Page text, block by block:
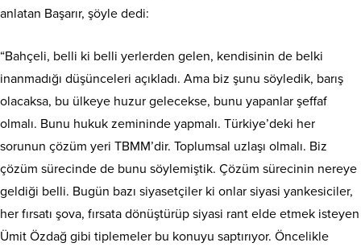
anlatan Başarır, şöyle dedi:
“Bahçeli, belli ki belli yerlerden gelen, kendisinin de belki
inanmadığı düşünceleri açıkladı. Ama biz şunu söyledik, barış
olacaksa, bu ülkeye huzur gelecekse, bunu yapanlar şeffaf
olmalı. Bunu hukuk zemininde yapmalı. Türkiye’deki her
sorunun çözüm yeri TBMM’dir. Toplumsal uzlaşı olmalı. Biz
çözüm sürecinde de bunu söylemiştik. Çözüm sürecinin nereye
geldiği belli. Bugün bazı siyasetçiler ki onlar siyasi yankesiciler,
her fırsatı şova, fırsata dönüştürüp siyasi rant elde etmek isteyen
Ümit Özdağ gibi tiplemeler bu konuyu saptırıyor. Öncelikle